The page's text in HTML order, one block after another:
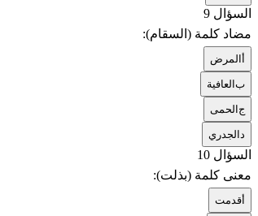
السؤال 9
مضاد كلمة (السقام):
أ المرض
ب العافية
ج الحمى
د الجدري
السؤال 10
معنى كلمة (بذلت):
أقدمت